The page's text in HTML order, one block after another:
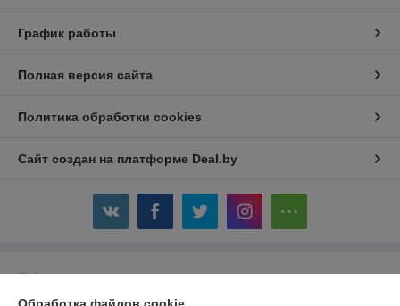
График работы
Полная версия сайта
Политика обработки cookies
Сайт создан на платформе Deal.by
Информация для покупателя